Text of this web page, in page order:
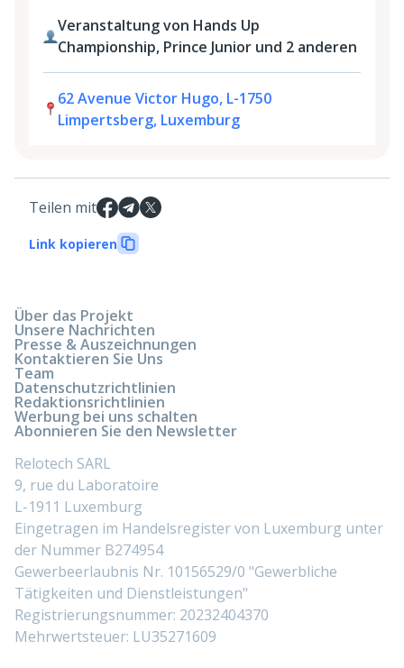
Veranstaltung von Hands Up
Championship, Prince Junior und 2 anderen
62 Avenue Victor Hugo, L-1750
Limpertsberg, Luxemburg
Teilen mit
Link kopieren
Über das Projekt
Unsere Nachrichten
Presse & Auszeichnungen
Kontaktieren Sie Uns
Team
Datenschutzrichtlinien
Redaktionsrichtlinien
Werbung bei uns schalten
Abonnieren Sie den Newsletter
Relotech SARL
9, rue du Laboratoire
L-1911 Luxemburg
Eingetragen im Handelsregister von Luxemburg unter
der Nummer B274954
Gewerbeerlaubnis Nr. 10156529/0 "Gewerbliche
Tätigkeiten und Dienstleistungen"
Registrierungsnummer: 20232404370
Mehrwertsteuer: LU35271609